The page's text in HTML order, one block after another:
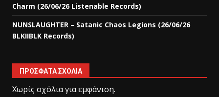
Charm (26/06/26 Listenable Records)
NUNSLAUGHTER – Satanic Chaos Legions (26/06/26
BLKIIBLK Records)
ΠΡΌΣΦΑΤΑ ΣΧΌΛΙΑ
Χωρίς σχόλια για εμφάνιση.